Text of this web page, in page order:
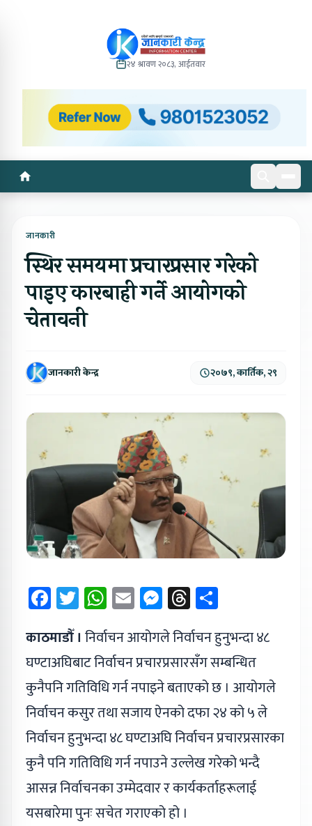
२४ श्रावण २०८३, आईतवार
जानकारी
स्थिर समयमा प्रचारप्रसार गरेको
पाइए कारबाही गर्ने आयोगको
चेतावनी
जानकारी केन्द्र २०७९, कार्तिक, २९
Facebook
Twitter
WhatsApp
EmailMessenger
Threads
काठमाडौँ । निर्वाचन आयोगले निर्वाचन हुनुभन्दा ४८
घण्टाअघिबाट निर्वाचन प्रचारप्रसारसँग सम्बन्धित
कुनैपनि गतिविधि गर्न नपाइने बताएको छ । आयोगले
निर्वाचन कसुर तथा सजाय ऐनको दफा २४ को ५ ले
निर्वाचन हुनुभन्दा ४८ घण्टाअघि निर्वाचन प्रचारप्रसारका
कुनै पनि गतिविधि गर्न नपाउने उल्लेख गरेको भन्दै
आसन्न निर्वाचनका उम्मेदवार र कार्यकर्ताहरूलाई
यसबारेमा पुनः सचेत गराएको हो ।